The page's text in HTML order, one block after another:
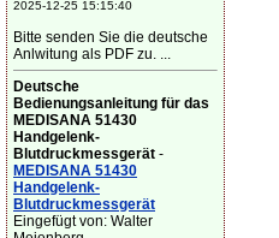
2025-12-25 15:15:40
Bitte senden Sie die deutsche
Anlwitung als PDF zu. ...
Deutsche
Bedienungsanleitung für das
MEDISANA 51430
Handgelenk-
Blutdruckmessgerät -
MEDISANA 51430
Handgelenk-
Blutdruckmessgerät
Eingefügt von: Walter